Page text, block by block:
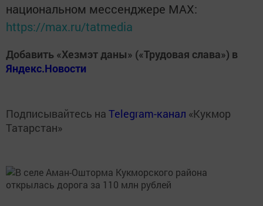
национальном мессенджере MАХ:
https://max.ru/tatmedia
Добавить «Хезмэт даны» («Трудовая слава») в
Яндекс.Новости
Подписывайтесь на Telegram-канал «Кукмор
Татарстан»